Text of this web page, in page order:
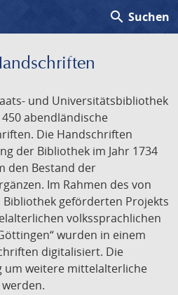
search Suchen
und Universitätsbibliothek
abendländische
Die Handschriften
der Bibliothek im Jahr 1734
den Bestand der
Im Rahmen des von
geförderten Projekts
volkssprachlichen
wurden in einem
digitalisiert. Die
um weitere mittelalterliche